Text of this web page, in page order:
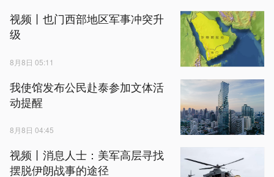
视频丨也门西部地区军事冲突升
级
8月8日 05:11
我使馆发布公民赴泰参加文体活
动提醒
8月8日 04:45
视频丨消息人士：美军高层寻找
摆脱伊朗战事的途径